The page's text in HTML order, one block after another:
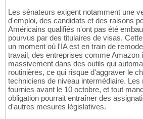
Les sénateurs exigent notamment une
d'emploi, des candidats et des raisons
Américains qualifiés n'ont pas été
pourvus par des titulaires de visas.
un moment où l'IA est en train de
travail, des entreprises comme Amazon
massivement dans des outils qui
routinières, ce qui risque d'aggraver le
techniciens de niveau intermédiaire.
fournies avant le 10 octobre, et tout
obligation pourrait entraîner des
d'autres mesures législatives.